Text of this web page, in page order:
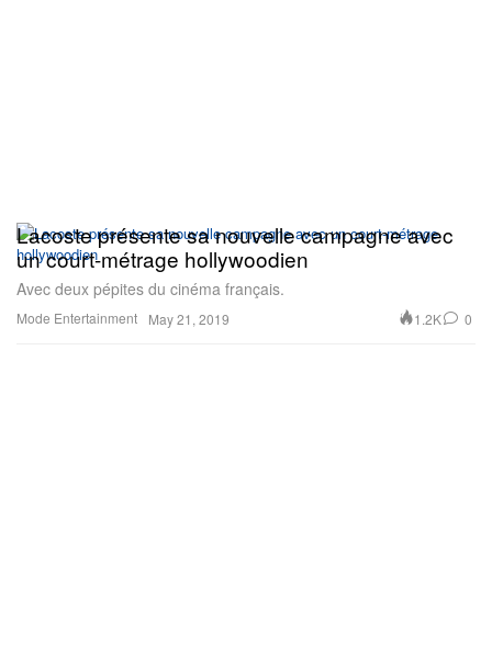
Mode Entertainment
Lacoste présente sa nouvelle campagne avec
un court-métrage hollywoodien
Avec deux pépites du cinéma français.
May 21, 2019 1.2K 0